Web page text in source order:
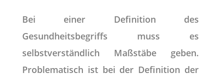
Bei einer Definition des
Gesundheitsbegriffs muss es
selbstverständlich Maßstäbe geben.
Problematisch ist bei der Definition der